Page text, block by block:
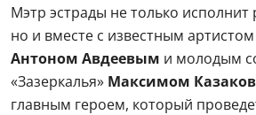
Мэтр эстрады не только исполнит
но и вместе с известным
Антоном Авдеевым и молодым
«Зазеркалья» Максимом
главным героем, который